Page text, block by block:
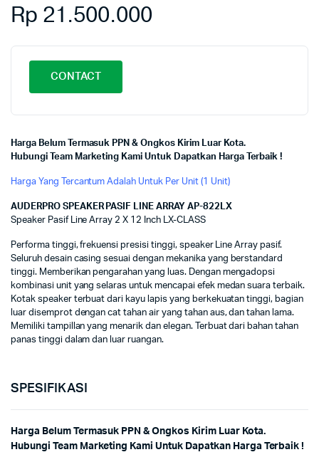
Rp 21.500.000
CONTACT
Harga Belum Termasuk PPN & Ongkos Kirim Luar Kota.
Hubungi Team Marketing Kami Untuk Dapatkan Harga Terbaik !
Harga Yang Tercantum Adalah Untuk Per Unit (1 Unit)
AUDERPRO SPEAKER PASIF LINE ARRAY AP-822LX
Speaker Pasif Line Array 2 X 12 Inch LX-CLASS
Performa tinggi, frekuensi presisi tinggi, speaker Line Array pasif.
Seluruh desain casing sesuai dengan mekanika yang berstandard
tinggi. Memberikan pengarahan yang luas. Dengan mengadopsi
kombinasi unit yang selaras untuk mencapai efek medan suara terbaik.
Kotak speaker terbuat dari kayu lapis yang berkekuatan tinggi, bagian
luar disemprot dengan cat tahan air yang tahan aus, dan tahan lama.
Memiliki tampillan yang menarik dan elegan. Terbuat dari bahan tahan
panas tinggi dalam dan luar ruangan.
SPESIFIKASI
Harga Belum Termasuk PPN & Ongkos Kirim Luar Kota.
Hubungi Team Marketing Kami Untuk Dapatkan Harga Terbaik !